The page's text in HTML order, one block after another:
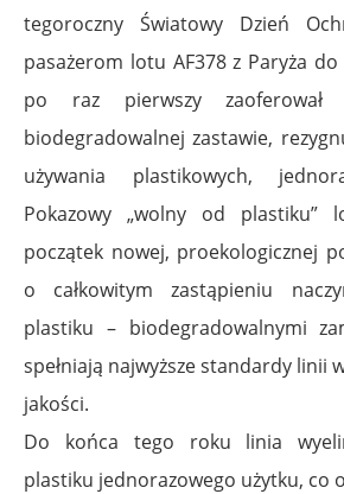
tegoroczny Światowy Dzień
pasażerom lotu AF378 z Paryża
po raz pierwszy zaoferował
biodegradowalnej zastawie,
używania plastikowych,
Pokazowy „wolny od
początek nowej, proekologicznej
o całkowitym zastąpieniu
plastiku – biodegradowalnymi
spełniają najwyższe standardy linii
jakości.
Do końca tego roku linia
plastiku jednorazowego użytku, co